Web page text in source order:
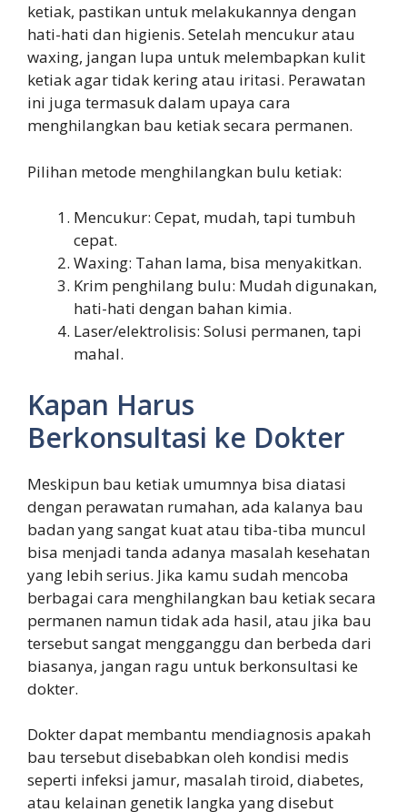
ketiak, pastikan untuk melakukannya dengan
hati-hati dan higienis. Setelah mencukur atau
waxing, jangan lupa untuk melembapkan kulit
ketiak agar tidak kering atau iritasi. Perawatan
ini juga termasuk dalam upaya cara
menghilangkan bau ketiak secara permanen.
Pilihan metode menghilangkan bulu ketiak:
Mencukur: Cepat, mudah, tapi tumbuh
cepat.
Waxing: Tahan lama, bisa menyakitkan.
Krim penghilang bulu: Mudah digunakan,
hati-hati dengan bahan kimia.
Laser/elektrolisis: Solusi permanen, tapi
mahal.
Kapan Harus
Berkonsultasi ke Dokter
Meskipun bau ketiak umumnya bisa diatasi
dengan perawatan rumahan, ada kalanya bau
badan yang sangat kuat atau tiba-tiba muncul
bisa menjadi tanda adanya masalah kesehatan
yang lebih serius. Jika kamu sudah mencoba
berbagai cara menghilangkan bau ketiak secara
permanen namun tidak ada hasil, atau jika bau
tersebut sangat mengganggu dan berbeda dari
biasanya, jangan ragu untuk berkonsultasi ke
dokter.
Dokter dapat membantu mendiagnosis apakah
bau tersebut disebabkan oleh kondisi medis
seperti infeksi jamur, masalah tiroid, diabetes,
atau kelainan genetik langka yang disebut